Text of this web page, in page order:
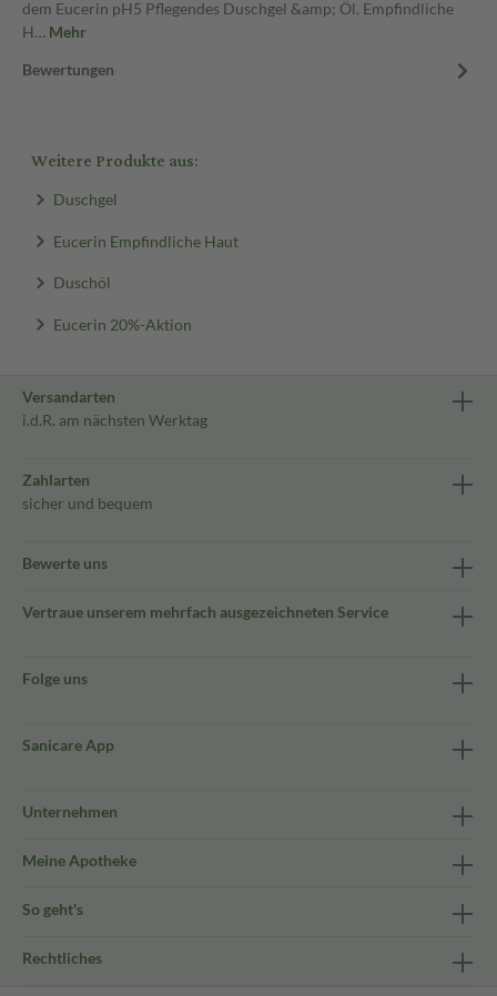
dem Eucerin pH5 Pflegendes Duschgel &amp; Öl. Empfindliche
H… Mehr
Bewertungen
Weitere Produkte aus:
Duschgel
Eucerin Empfindliche Haut
Duschöl
Eucerin 20%-Aktion
Versandarten
i.d.R. am nächsten Werktag
Zahlarten
sicher und bequem
Bewerte uns
Vertraue unserem mehrfach ausgezeichneten Service
Folge uns
Sanicare App
Unternehmen
Meine Apotheke
So geht's
Rechtliches